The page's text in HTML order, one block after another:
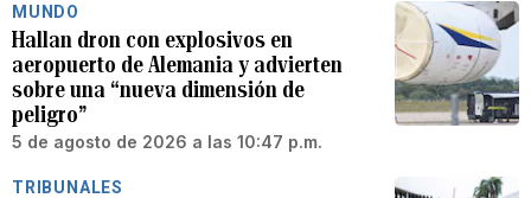
MUNDO
Hallan dron con explosivos en
aeropuerto de Alemania y advierten
sobre una “nueva dimensión de
peligro”
5 de agosto de 2026 a las 10:47 p.m.
TRIBUNALES